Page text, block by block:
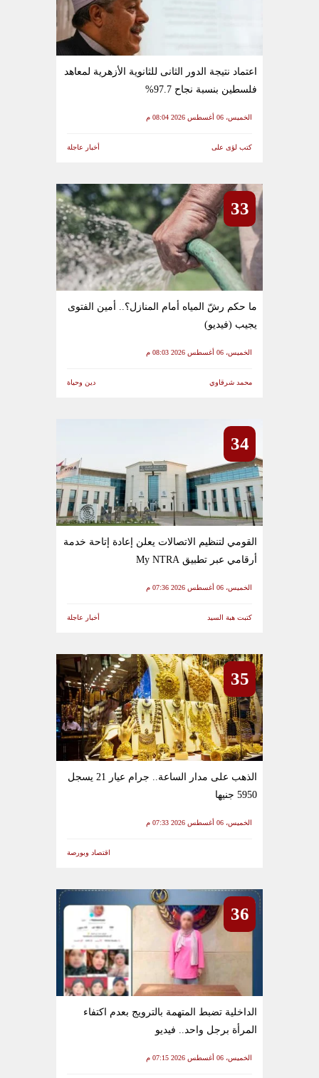
اعتماد نتيجة الدور الثانى للثانوية الأزهرية لمعاهد
فلسطين بنسبة نجاح 97.7%
الخميس، 06 أغسطس 2026 08:04 م
كتب لؤى على أخبار عاجلة
33
ما حكم رشّ المياه أمام المنازل؟.. أمين الفتوى
يجيب (فيديو)
الخميس، 06 أغسطس 2026 08:03 م
محمد شرقاوي دين وحياة
34
القومي لتنظيم الاتصالات يعلن إعادة إتاحة خدمة
أرقامي عبر تطبيق My NTRA
الخميس، 06 أغسطس 2026 07:36 م
كتبت هبة السيد أخبار عاجلة
35
الذهب على مدار الساعة.. جرام عيار 21 يسجل
5950 جنيها
الخميس، 06 أغسطس 2026 07:33 م
اقتصاد وبورصة
36
الداخلية تضبط المتهمة بالترويج بعدم اكتفاء
المرأة برجل واحد.. فيديو
الخميس، 06 أغسطس 2026 07:15 م